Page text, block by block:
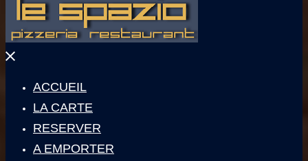
Fermer
ACCUEIL
LA CARTE
RESERVER
A EMPORTER